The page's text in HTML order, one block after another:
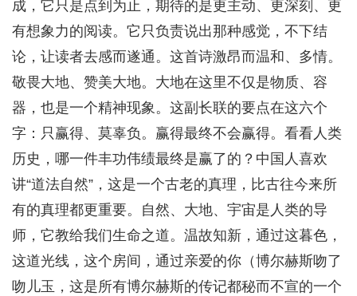
成，它只是点到为止，期待的是更主动、更深刻、更
有想象力的阅读。它只负责说出那种感觉，不下结
论，让读者去感而遂通。这首诗激昂而温和、多情。
敬畏大地、赞美大地。大地在这里不仅是物质、容
器，也是一个精神现象。这副长联的要点在这六个
字：只赢得、莫辜负。赢得最终不会赢得。看看人类
历史，哪一件丰功伟绩最终是赢了的？中国人喜欢
讲“道法自然”，这是一个古老的真理，比古往今来所
有的真理都更重要。自然、大地、宇宙是人类的导
师，它教给我们生命之道。温故知新，通过这暮色，
这道光线，这个房间，通过亲爱的你（博尔赫斯吻了
吻儿玉，这是所有博尔赫斯的传记都秘而不宣的一个